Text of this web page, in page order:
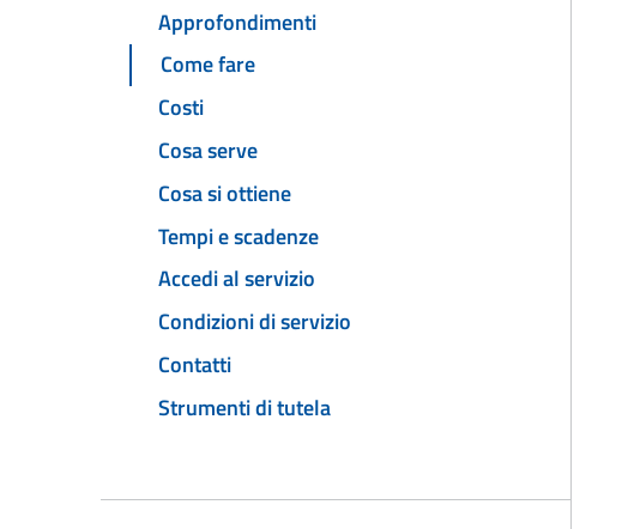
Approfondimenti
Come fare
Costi
Cosa serve
Cosa si ottiene
Tempi e scadenze
Accedi al servizio
Condizioni di servizio
Contatti
Strumenti di tutela